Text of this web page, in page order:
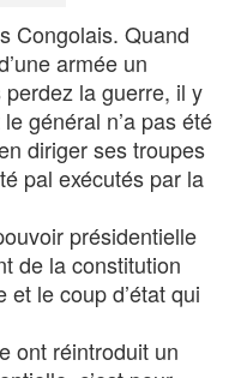
Congolais. Quand
armée un
la guerre, il y
général n’a pas été
diriger ses troupes
pal exécutés par la
présidentielle
de la constitution
le coup d’état qui
ont réintroduit un